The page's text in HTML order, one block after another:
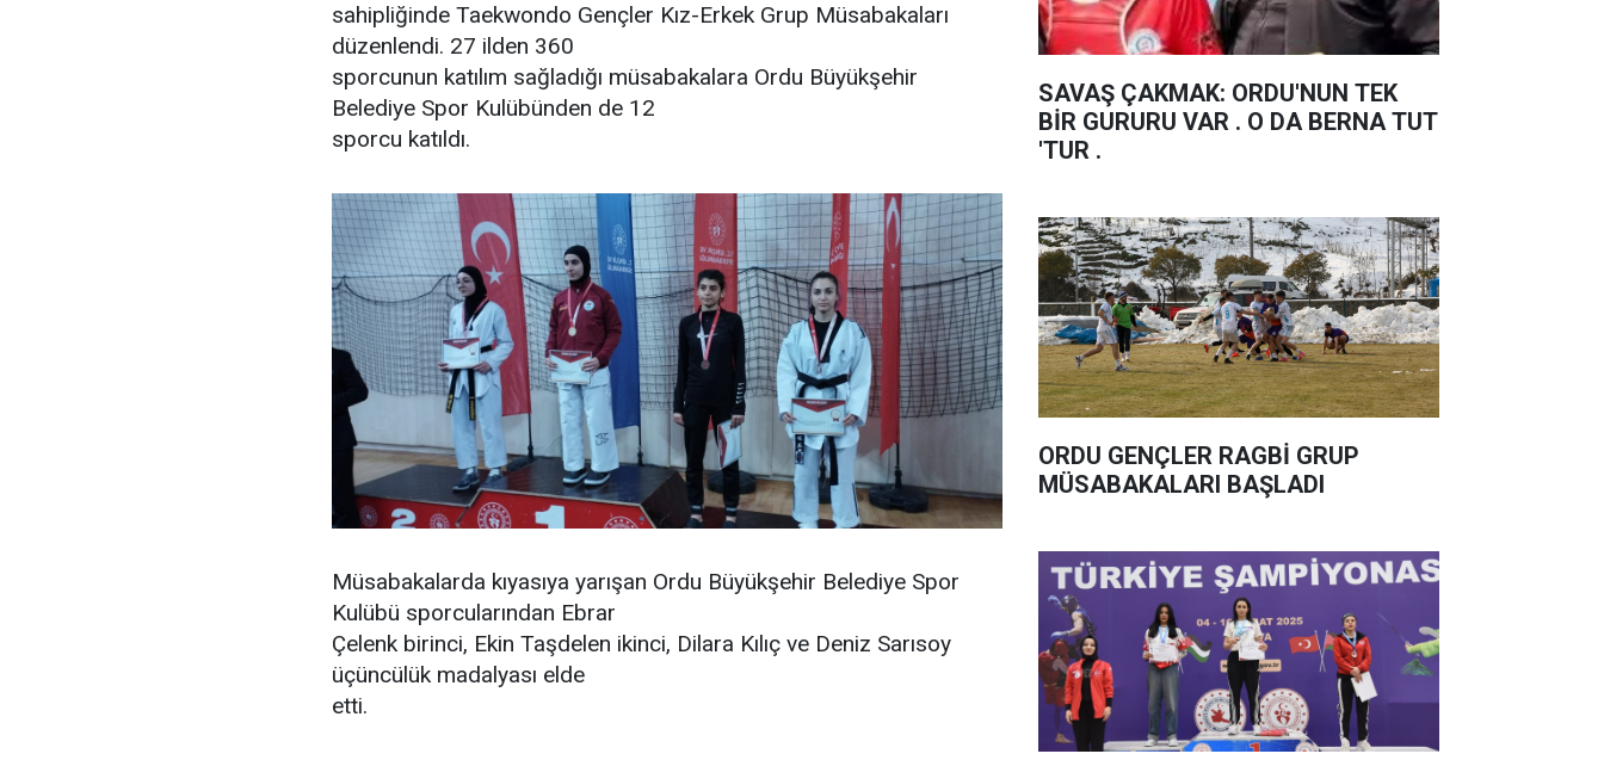
sahipliğinde Taekwondo Gençler Kız-Erkek Grup Müsabakaları
düzenlendi. 27 ilden 360
sporcunun katılım sağladığı müsabakalara Ordu Büyükşehir
Belediye Spor Kulübünden de 12
sporcu katıldı.
Müsabakalarda kıyasıya yarışan Ordu Büyükşehir Belediye Spor
Kulübü sporcularından Ebrar
Çelenk birinci, Ekin Taşdelen ikinci, Dilara Kılıç ve Deniz Sarısoy
üçüncülük madalyası elde
etti.
SAVAŞ ÇAKMAK: ORDU'NUN TEK
BİR GURURU VAR . O DA BERNA TUT
'TUR .
ORDU GENÇLER RAGBİ GRUP
MÜSABAKALARI BAŞLADI